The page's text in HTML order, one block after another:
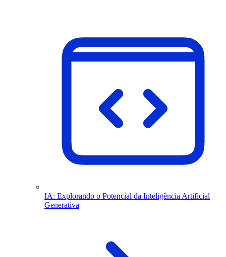
IA: Explorando o Potencial da Inteligência Artificial
Generativa